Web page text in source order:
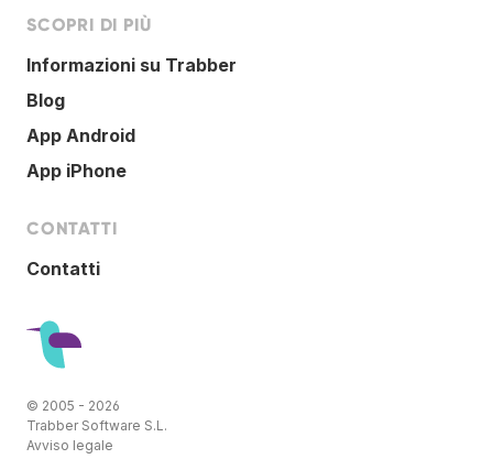
SCOPRI DI PIÙ
Informazioni su Trabber
Blog
App Android
App iPhone
CONTATTI
Contatti
© 2005 - 2026
Trabber Software S.L.
Avviso legale